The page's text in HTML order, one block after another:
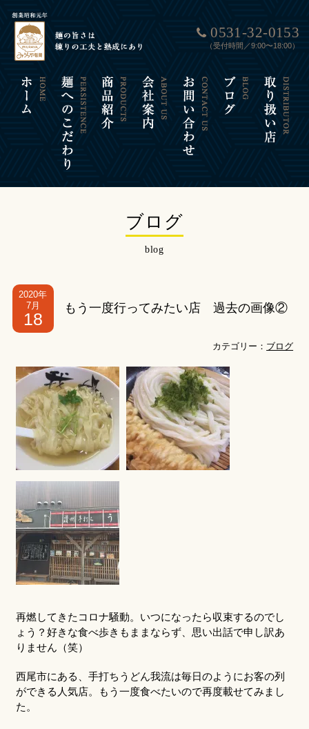
0531-32-0153
（受付時間／9:00〜18:00）
ブログ
blog
2020年
7月
18
もう一度行ってみたい店 過去の画像②
カテゴリー： ブログ
再燃してきたコロナ騒動。いつになったら収束するのでし
ょう？好きな食べ歩きもままならず、思い出話で申し訳あ
りません（笑）
西尾市にある、手打ちうどん我流は毎日のようにお客の列
ができる人気店。もう一度食べたいので再度載せてみまし
た。